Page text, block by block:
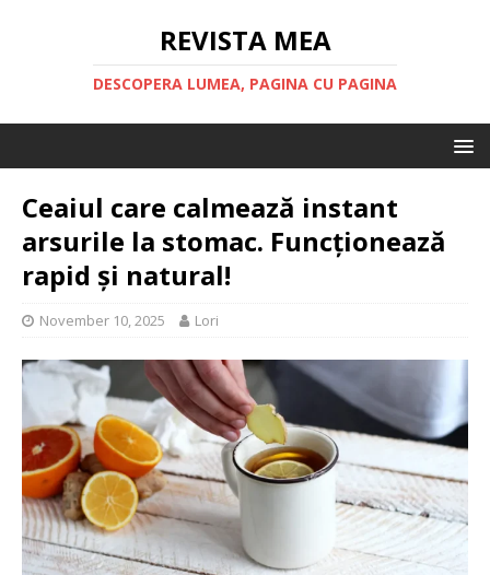
REVISTA MEA
DESCOPERA LUMEA, PAGINA CU PAGINA
Ceaiul care calmează instant
arsurile la stomac. Funcționează
rapid și natural!
November 10, 2025 Lori